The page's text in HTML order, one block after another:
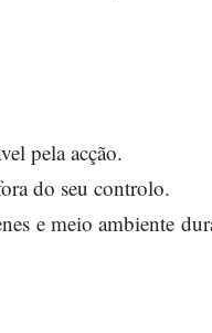
pela acção.
do seu controlo.
e meio ambiente